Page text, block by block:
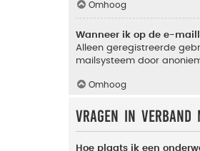
Omhoog
Wanneer ik op de e-
Alleen geregistreerde
mailsysteem door
Omhoog
Vragen in verband
Hoe plaats ik een